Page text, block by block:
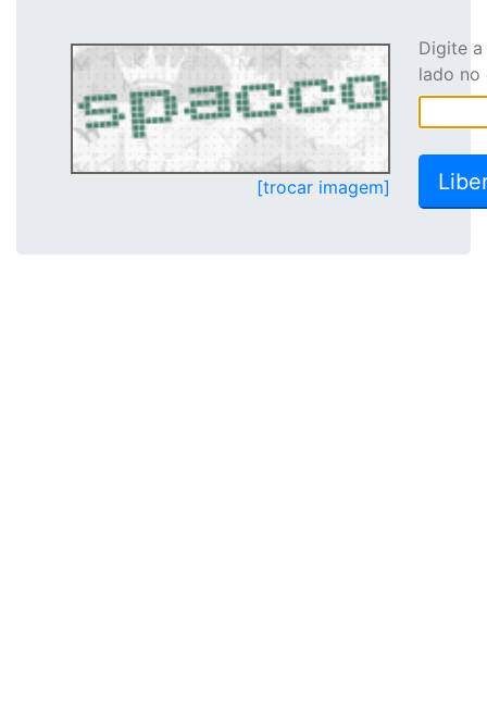
[trocar imagem]
Digite
lado no